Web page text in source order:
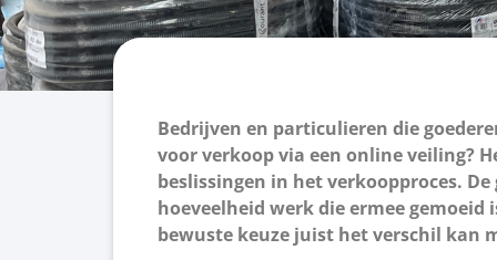
Bedrijven en particulieren die
voor verkoop via een online veiling?
beslissingen in het verkoopproces.
hoeveelheid werk die ermee
bewuste keuze juist het verschil kan